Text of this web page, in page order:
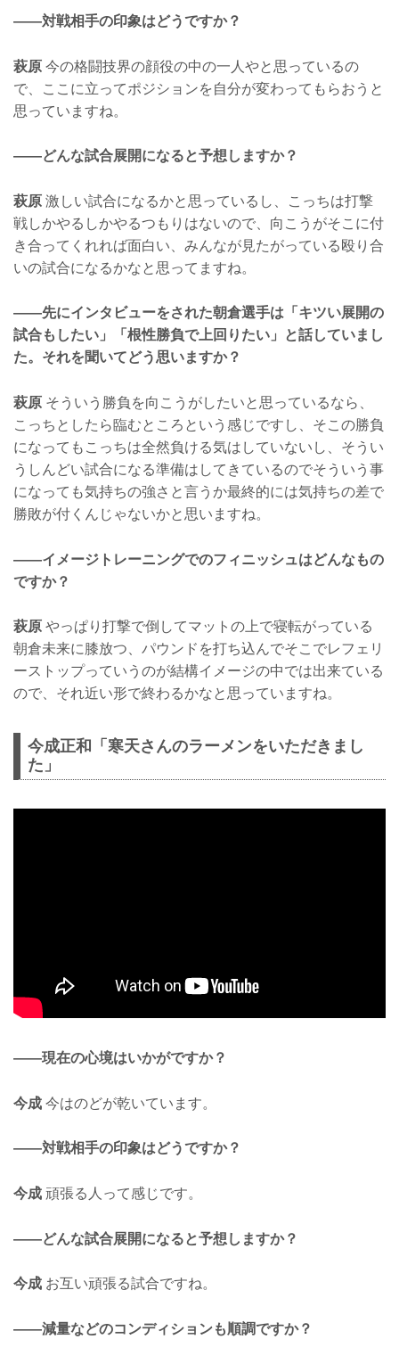
——対戦相手の印象はどうですか？
萩原 今の格闘技界の顔役の中の一人やと思っているの
で、ここに立ってポジションを自分が変わってもらおうと
思っていますね。
——どんな試合展開になると予想しますか？
萩原 激しい試合になるかと思っているし、こっちは打撃
戦しかやるしかやるつもりはないので、向こうがそこに付
き合ってくれれば面白い、みんなが見たがっている殴り合
いの試合になるかなと思ってますね。
——先にインタビューをされた朝倉選手は「キツい展開の
試合もしたい」「根性勝負で上回りたい」と話していまし
た。それを聞いてどう思いますか？
萩原 そういう勝負を向こうがしたいと思っているなら、
こっちとしたら臨むところという感じですし、そこの勝負
になってもこっちは全然負ける気はしていないし、そうい
うしんどい試合になる準備はしてきているのでそういう事
になっても気持ちの強さと言うか最終的には気持ちの差で
勝敗が付くんじゃないかと思いますね。
——イメージトレーニングでのフィニッシュはどんなもの
ですか？
萩原 やっぱり打撃で倒してマットの上で寝転がっている
朝倉未来に膝放つ、パウンドを打ち込んでそこでレフェリ
ーストップっていうのが結構イメージの中では出来ている
ので、それ近い形で終わるかなと思っていますね。
今成正和「寒天さんのラーメンをいただきまし
た」
——現在の心境はいかがですか？
今成 今はのどが乾いています。
——対戦相手の印象はどうですか？
今成 頑張る人って感じです。
——どんな試合展開になると予想しますか？
今成 お互い頑張る試合ですね。
——減量などのコンディションも順調ですか？